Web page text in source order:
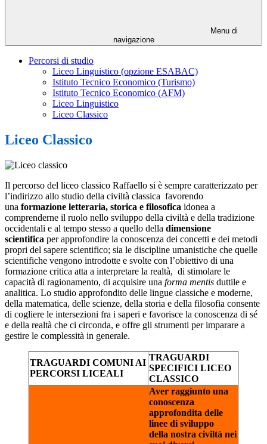
Menu di
navigazione
Percorsi di studio
Liceo Linguistico (opzione ESABAC)
Istituto Tecnico Economico (Turismo)
Istituto Tecnico Economico (AFM)
Liceo Linguistico
Liceo Classico
Liceo Classico
Il percorso del liceo classico Raffaello si è sempre caratterizzato per
l’indirizzo allo studio della civiltà classica favorendo
una formazione letteraria, storica e filosofica idonea a
comprenderne il ruolo nello sviluppo della civiltà e della tradizione
occidentali e al tempo stesso a quello della dimensione
scientifica per approfondire la conoscenza dei concetti e dei metodi
propri del sapere scientifico; sia le discipline umanistiche che quelle
scientifiche vengono introdotte e svolte con l’obiettivo di una
formazione critica atta a interpretare la realtà, di stimolare le
capacità di ragionamento, di acquisire una forma mentis duttile e
analitica. Lo studio approfondito delle lingue classiche e moderne,
della matematica, delle scienze, della storia e della filosofia consente
di cogliere le intersezioni fra i saperi e favorisce la conoscenza di sé
e della realtà che ci circonda, e offre gli strumenti per imparare a
gestire le complessità in generale.
TRAGUARDI COMUNI AI
PERCORSI LICEALI
TRAGUARDI
SPECIFICI LICEO
CLASSICO
Aver raggiunto una
conoscenza
approfondita delle
linee di sviluppo
della nostra civiltà nei